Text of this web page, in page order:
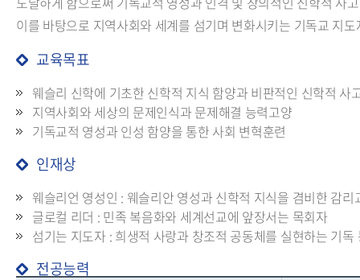
이를 바탕으로 지역사회와 세계를 섬기며 변화시키는 기독교 지
교육목표
웨슬리 신학에 기초한 신학적 지식 함양과 비판적인 신학적 사
지역사회와 세상의 문제인식과 문제해결 능력고양
기독교적 영성과 인성 함양을 통한 사회 변혁훈련
인재상
웨슬리언 영성인 : 웨슬리안 영성과 신학적 지식을 겸비한 감리
글로컬 리더 : 민족 복음화와 세계선교에 앞장서는 목회자
섬기는 지도자 : 희생적 사랑과 창조적 공동체를 실현하는 기독
전공능력